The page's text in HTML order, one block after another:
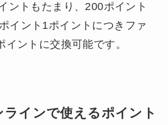
ントもたまり、200ポイント
イント1ポイントにつきファ
イントに交換可能です。
インで使えるポイント